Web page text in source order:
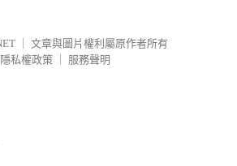
文章與圖片權利屬原作者所有
隱私權政策
服務聲明